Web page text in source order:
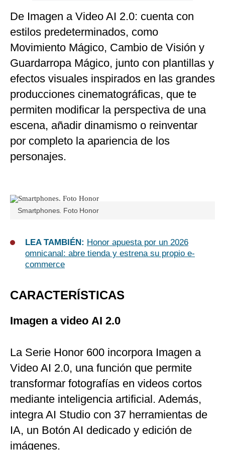
De Imagen a Video AI 2.0: cuenta con
estilos predeterminados, como
Movimiento Mágico, Cambio de Visión y
Guardarropa Mágico, junto con plantillas y
efectos visuales inspirados en las grandes
producciones cinematográficas, que te
permiten modificar la perspectiva de una
escena, añadir dinamismo o reinventar
por completo la apariencia de los
personajes.
Smartphones. Foto Honor
LEA TAMBIÉN: Honor apuesta por un 2026
omnicanal: abre tienda y estrena su propio e-
commerce
CARACTERÍSTICAS
Imagen a video AI 2.0
La Serie Honor 600 incorpora Imagen a
Video AI 2.0, una función que permite
transformar fotografías en videos cortos
mediante inteligencia artificial. Además,
integra AI Studio con 37 herramientas de
IA, un Botón AI dedicado y edición de
imágenes.